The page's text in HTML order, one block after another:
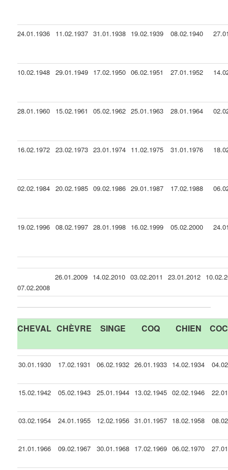
24.01.1936 11.02.1937 31.01.1938 19.02.1939 08.02.1940
10.02.1948 29.01.1949 17.02.1950 06.02.1951 27.01.1952
28.01.1960 15.02.1961 05.02.1962 25.01.1963 28.01.1964
16.02.1972 23.02.1973 23.01.1974 11.02.1975 31.01.1976
02.02.1984 20.02.1985 09.02.1986 29.01.1987 17.02.1988
19.02.1996 08.02.1997 28.01.1998 16.02.1999 05.02.2000
07.02.2008
26.01.2009 14.02.2010 03.02.2011 23.01.2012
CHEVAL CHÈVRE SINGE COQ CHIEN
30.01.1930 17.02.1931 06.02.1932 26.01.1933 14.02.1934
15.02.1942 05.02.1943 25.01.1944 13.02.1945 02.02.1946
03.02.1954 24.01.1955 12.02.1956 31.01.1957 18.02.1958
21.01.1966 09.02.1967 30.01.1968 17.02.1969 06.02.1970